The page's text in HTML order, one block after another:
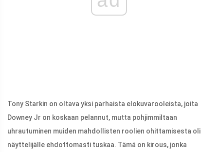
Tony Starkin on oltava yksi parhaista elokuvarooleista, joita
Downey Jr on koskaan pelannut, mutta pohjimmiltaan
uhrautuminen muiden mahdollisten roolien ohittamisesta oli
näyttelijälle ehdottomasti tuskaa. Tämä on kirous, jonka